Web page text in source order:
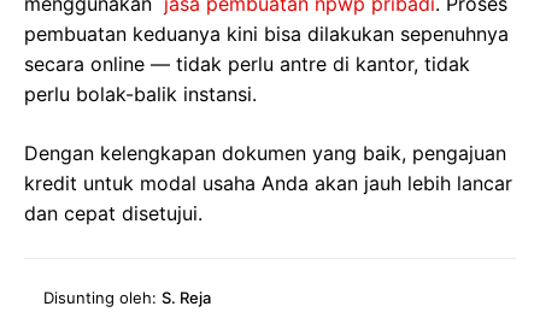
pembuatan keduanya kini bisa dilakukan sepenuhnya
secara online — tidak perlu antre di kantor, tidak
perlu bolak-balik instansi.
Dengan kelengkapan dokumen yang baik, pengajuan
kredit untuk modal usaha Anda akan jauh lebih lancar
dan cepat disetujui.
Disunting oleh: S. Reja